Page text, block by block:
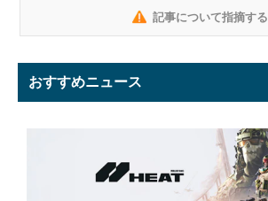
記事について指摘する
おすすめニュース